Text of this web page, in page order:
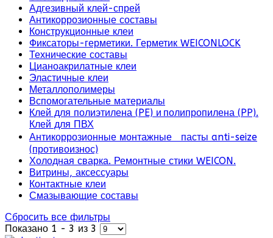
Адгезивный клей-спрей
Антикоррозионные составы
Конструкционные клеи
Фиксаторы-герметики. Герметик WEICONLOCK
Технические составы
Цианоакрилатные клеи
Эластичные клеи
Металлополимеры
Вспомогательные материалы
Клей для полиэтилена (PE) и полипропилена (PP).
Клей для ПВХ
Антикоррозионные монтажные пасты anti-seize
(противоизнос)
Холодная сварка. Ремонтные стики WEICON.
Витрины, аксессуары
Контактные клеи
Смазывающие составы
Сбросить все фильтры
Показано 1 - 3 из 3